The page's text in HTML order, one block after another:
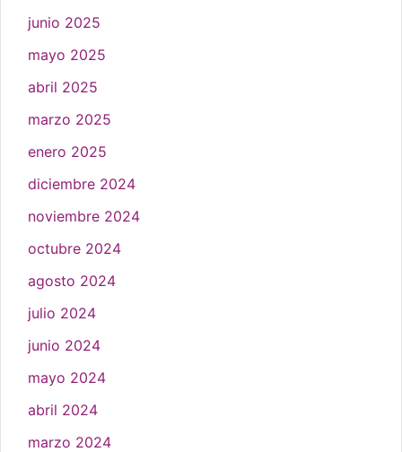
junio 2025
mayo 2025
abril 2025
marzo 2025
enero 2025
diciembre 2024
noviembre 2024
octubre 2024
agosto 2024
julio 2024
junio 2024
mayo 2024
abril 2024
marzo 2024